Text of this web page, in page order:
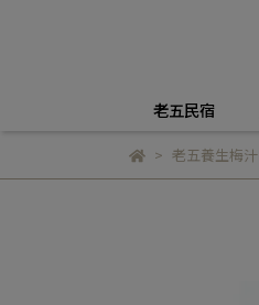
老五民宿
老五養生梅汁